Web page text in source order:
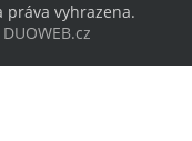
práva vyhrazena.